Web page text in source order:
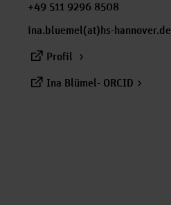
+49 511 9296 8508
ina.bluemel(at)hs-hannover.de
Profil
Ina Blümel- ORCID